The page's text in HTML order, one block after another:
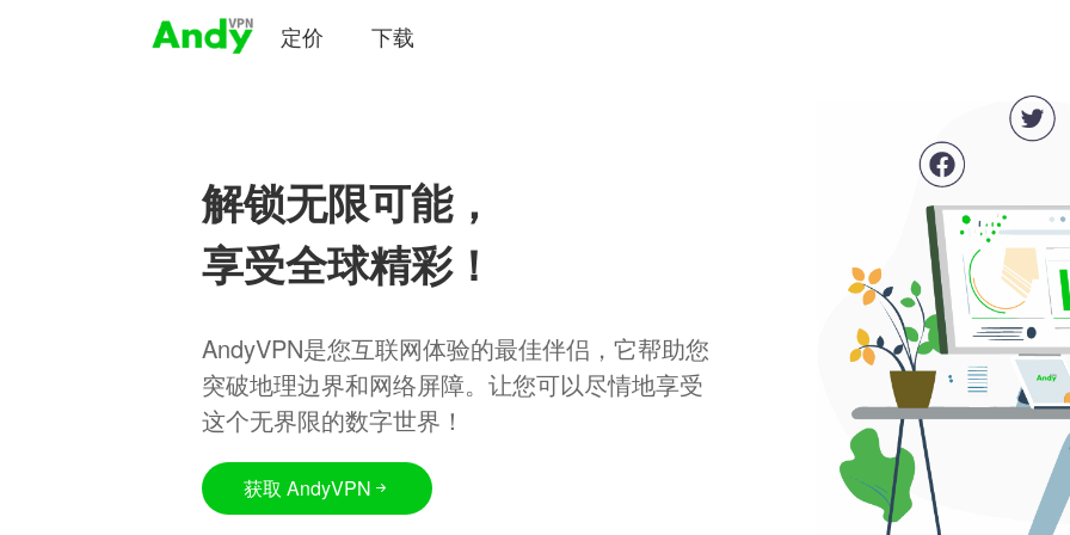
定价 下载
解锁无限可能，
享受全球精彩！
AndyVPN是您互联网体验的最佳伴侣，它帮助您
突破地理边界和网络屏障。让您可以尽情地享受
这个无界限的数字世界！
获取 AndyVPN